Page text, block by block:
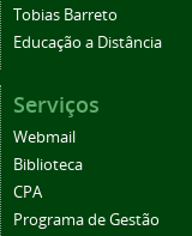
Tobias Barreto
Educação a Distância
Serviços
Webmail
Biblioteca
CPA
Programa de Gestão